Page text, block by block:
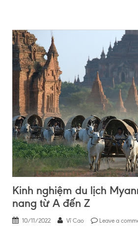
Kinh nghiệm du lịch
nang từ A đến Z
10/11/2022 Vĩ Cao Leave a